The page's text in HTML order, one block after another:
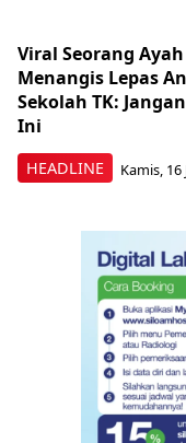
HEADLINE
Viral Seorang
Menangis Lepas
Sekolah TK:
Ini
Kamis, 16